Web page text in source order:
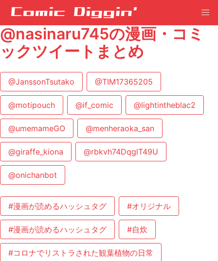
@nasinaru745の漫画・コミ
ックツイートまとめ
@JanssonTsutako @TIM17365205
@motipouch @if_comic @lightintheblac2
@umemameGO @menheraoka_san
@giraffe_kiona @rbkvh74DqglT49U
@onichanbot
#漫画が読めるハッシュタグ #オリジナル
#漫画が読めるハッシュタグ #自炊
#コロナでリストラされた観葉植物の日常